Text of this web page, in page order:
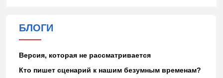
БЛОГИ
Версия, которая не рассматривается
Кто пишет сценарий к нашим безумным временам?